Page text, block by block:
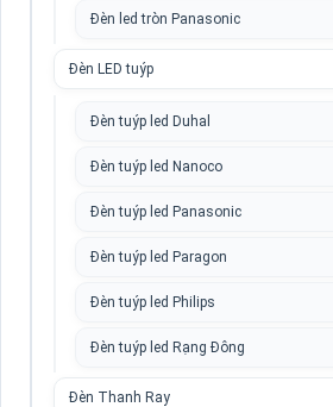
Đèn led tròn Panasonic
Đèn LED tuýp
Đèn tuýp led Duhal
Đèn tuýp led Nanoco
Đèn tuýp led Panasonic
Đèn tuýp led Paragon
Đèn tuýp led Philips
Đèn tuýp led Rạng Đông
Đèn Thanh Ray